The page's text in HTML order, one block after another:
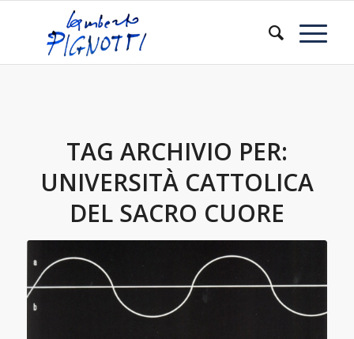
TAG ARCHIVIO PER:
UNIVERSITÀ CATTOLICA
DEL SACRO CUORE